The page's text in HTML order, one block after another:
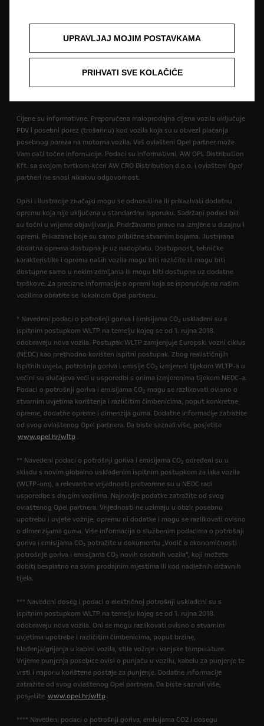
Izjave o sukladnosti
Kontakt
Tehničke informacije
Cijene su informativne. Preporučena maloprodajna cijena vozila uključuje
PDV i posebni porez (trošarinu) kod vozila koja su u obvezi plaćanja
posebnog poreza na motorna vozila. Vaš ovlašteni Opel partner može
Vam dati točne informacije. Podaci su informativni. AW OPL Distribution
Kft. sa svojom tvrtkom-kćeri AW CRO Distribution d.o.o. i ovlašteni Opel
partneri ne snosi nikakvu odgovornost.
Opisi i ilustracije značajki mogu se odnositi na ili prikazivati dodatnu
opremu koja nije uključena u standardnu isporuku. Sadržani podaci bili
su točni u vrijeme objavljivanja. Pridržavamo pravo na izmjene u dizajnu i
opremi. Prikazane boje su samo približne stvarnim bojama. Ilustrirana
dodatna oprema dostupna je uz nadoplatu. Dostupnost, tehničke
karakteristike i oprema naših vozila mogu biti različite ili mogu biti
dostupne samo u nekim zemljama ili mogu biti dostupne uz dodatne
troškove. Za precizne informacije o opremi koja se isporučuje na našim
vozilima obratite se lokalnom Opel partneru.
* Navedeni podaci o potrošnji goriva i emisijama CO2 usklađeni su s
ispitnim postupkom WLTP na temelju kojeg se od 1. rujna 2018.
odobravaju nova vozila. Postupak WLTP zamjenjuje Europski vozni ciklus
(NEDC) kao prethodno korišten ispitni postupak. Zbog realističnijih
ispitnih uvjeta, potrošnja goriva i emisije CO2 izmjereni tijekom WLTP-a u
većini su slučajeva veći u usporedbi s onima izmjerenima tijekom NEDC-a.
Podaci o potrošnji goriva i emisijama CO2 mogu se razlikovati ovisno o
stvarnim uvjetima korištenja i različitim čimbenicima, poput konkretne
opreme, dodatne opreme i dimenzija guma. Dodatne informacije zatražite
od svog ovlaštenog Opel partnera. Da biste saznali više, posjetite
www.opel.hr/wltp .
** Navedeni podaci o potrošnji goriva i emisijama CO2 određeni su u
skladu s novim globalno usklađenim ispitnim postupkom za laka vozila
(WLTP-om), a relevantne vrijednosti pretvorene su u NEDC radi
usporedbe s drugim vozilima. Najnovije podatke zatražite od svog
ovlaštenog Opel partnera. Vrijednosti ne uzimaju u obzir posebnu
upotrebu i uvjete vožnje, opremu ni dodatke i mogu se razlikovati ovisno
o dimenzijama guma. Više informacija o službenim podacima o potrošnji
goriva i emisijama CO₂ potražite u dokumentu „Vodič o ekonomičnosti
potrošnje goriva i emisijama CO2 novih osobnih vozila”, koji možete
dobiti besplatno na svim prodajnim mjestima ili kod nadležnih državnih
tijela.
*** Navedeni doseg i podaci o električnoj potrošnji usklađeni su s
ispitnim postupkom WLTP na temelju kojeg se od 1. rujna 2018.
odobravaju nova vozila. Oni se mogu razlikovati ovisno o stvarnim
uvjetima upotrebe i različitim čimbenicima, poput brzine,
hlađenja/grijanja u kabini vozila, stila vožnje i vanjske temperature.
Vrijeme punjenja posebice ovisi o punjaču u vozilu, kabelu za punjenje te
vrsti i naponu korištene postaje za punjenje. Dodatne informacije
zatražite od svog ovlaštenog Opel partnera. Da biste saznali više,
posjetite www.opel.hr/wltp .
**** Navedeni podaci o potrošnji goriva, emisijama CO2 i dosegu
UPRAVLJAJ MOJIM POSTAVKAMA
PRIHVATI SVE KOLAČIĆE